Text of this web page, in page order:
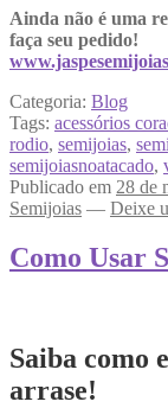
Ainda não é uma
faça seu pedido!
Categoria: Blog
Tags: acessórios
rodio, semijoias,
semijoiasnoatacado,
Publicado em 28 de
Semijoias — Deixe
Como Usar
Saiba como
arrase!